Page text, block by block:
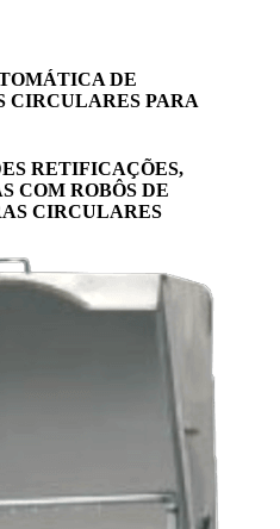
DE
CIRCULARES PARA
RETIFICAÇÕES,
COM ROBÔS DE
CIRCULARES